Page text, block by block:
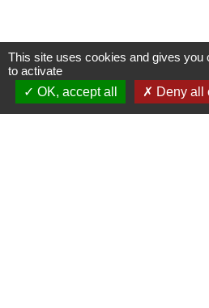
Contactez-
Commune
This site uses cookies and gives you
to activate
OK, accept all
Deny all